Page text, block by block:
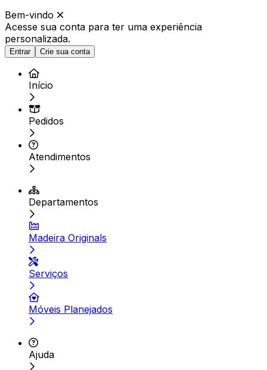
Bem-vindo
Acesse sua conta para ter uma experiência
personalizada.
Entrar Crie sua conta
Início
Pedidos
Atendimentos
Departamentos
Madeira Originals
Serviços
Móveis Planejados
Ajuda